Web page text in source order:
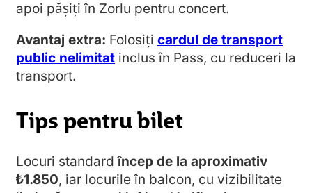
apoi pășiți în Zorlu pentru concert.
Avantaj extra: Folosiți cardul de transport
public nelimitat inclus în Pass, cu reduceri la
transport.
Tips pentru bilet
Locuri standardîncep de la aproximativ
₺1.850, iar locurile în balcon, cu vizibilitate